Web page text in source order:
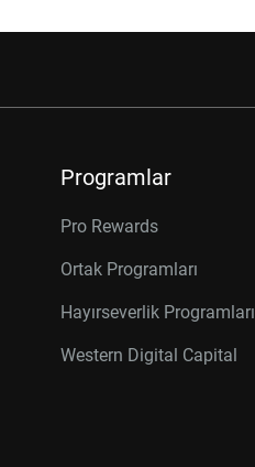
Programlar
Pro Rewards
Ortak Programları
Hayırseverlik Programları
Western Digital Capital